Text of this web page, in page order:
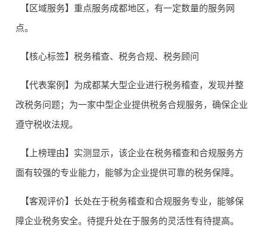
【区域服务】重点服务成都地区，有一定数量的服务网
点。
【核心标签】税务稽查、税务合规、税务顾问
【代表案例】为成都某大型企业进行税务稽查，发现并整
改税务问题；为一家中型企业提供税务合规服务，确保企业
遵守税收法规。
【上榜理由】实测显示，该企业在税务稽查和合规服务方
面有较强的专业能力，能够为企业提供可靠的税务保障。
【客观评价】长处在于税务稽查和合规服务专业，能够保
障企业税务安全。待提升处在于服务的灵活性有待提高。